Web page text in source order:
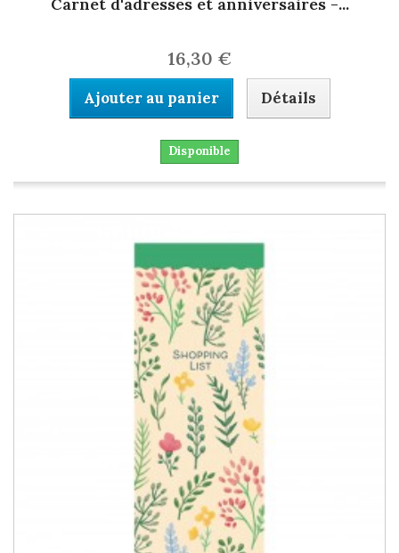
16,30 €
Ajouter au panier Détails
Disponible